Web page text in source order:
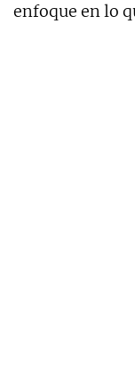
enfoque en lo